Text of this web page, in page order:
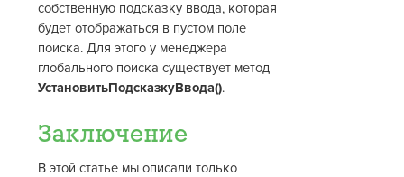
собственную подсказку ввода, которая
будет отображаться в пустом поле
поиска. Для этого у менеджера
глобального поиска существует метод
УстановитьПодсказкуВвода().
Заключение
В этой статье мы описали только